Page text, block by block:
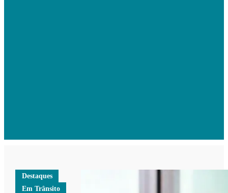
Destaques
Em Trânsito